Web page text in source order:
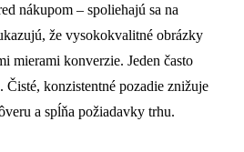
nákupom – spoliehajú sa na
že vysokokvalitné obrázky
mierami konverzie. Jeden často
konzistentné pozadie znižuje
a spĺňa požiadavky trhu.